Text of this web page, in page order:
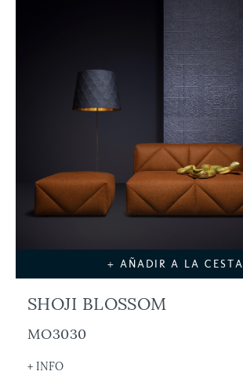
+ AÑADIR A LA CESTA
SHOJI BLOSSOM
MO3030
+ INFO